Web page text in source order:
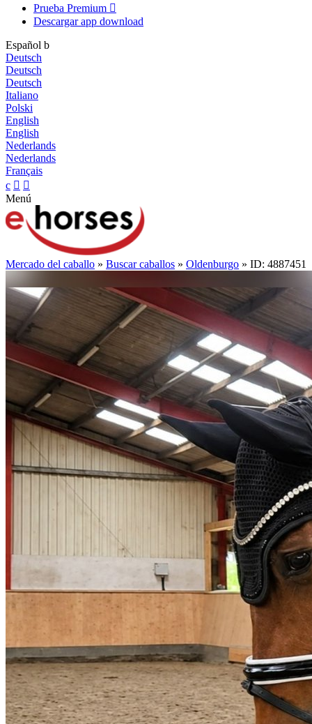
Prueba Premium 
Descargar app download
Español b
Deutsch
Deutsch
Deutsch
Italiano
Polski
English
English
Nederlands
Nederlands
Français
c  
Menú
Mercado del caballo » Buscar caballos » Oldenburgo » ID: 4887451